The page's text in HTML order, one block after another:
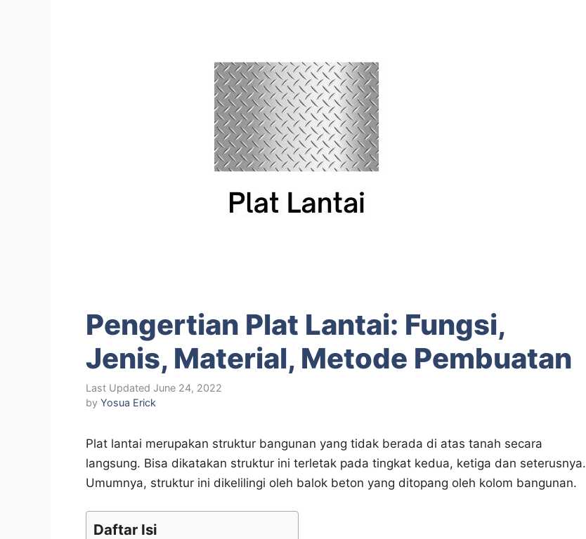
Pengertian Plat Lantai: Fungsi,
Jenis, Material, Metode Pembuatan
June 24, 2022
by Yosua Erick
Plat lantai merupakan struktur bangunan yang tidak berada di atas tanah secara
langsung. Bisa dikatakan struktur ini terletak pada tingkat kedua, ketiga dan seterusnya.
Umumnya, struktur ini dikelilingi oleh balok beton yang ditopang oleh kolom bangunan.
Daftar Isi